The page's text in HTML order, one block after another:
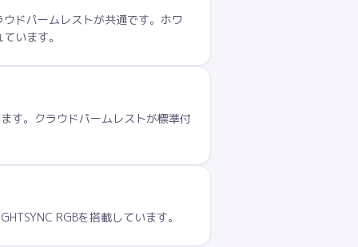
ドパームレストが共通です。ホワ
います。
す。クラウドパームレストが標準付
RGBを搭載しています。